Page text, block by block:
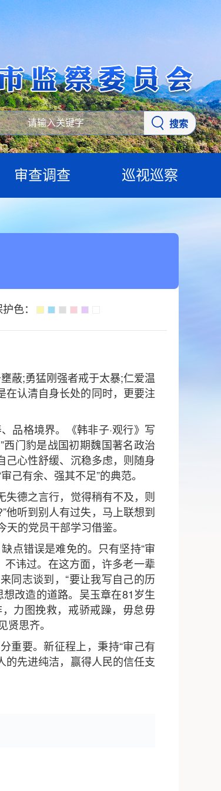
搜索
审查调查 巡视巡察
色：
蔽;勇猛刚强者戒于太暴;仁爱温
在认清自身长处的同时，更要注
品格境界。《韩非子·观行》写
门豹是战国初期魏国著名政治
己心性舒缓、沉稳多虑，则随身
己有余、强其不足”的典范。
失德之言行，觉得稍有不及，则
他听到别人有过失，马上联想到
的党员干部学习借鉴。
点错误是难免的。只有坚持“审
讳过。在这方面，许多老一辈
同志谈到，“要让我写自己的历
改造的道路。吴玉章在81岁生
力图挽救，戒骄戒躁，毋怠毋
思齐。
重要。新征程上，秉持“审己有
的先进纯洁，赢得人民的信任支